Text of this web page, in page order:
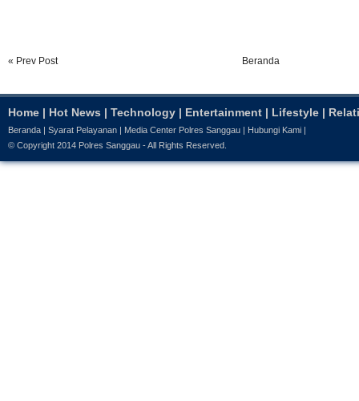
« Prev Post Beranda
Home | Hot News | Technology | Entertainment | Lifestyle |
Beranda Syarat Pelayanan Media Center Polres Sanggau Hubungi Kami
© Copyright 2014 Polres Sanggau - All Rights Reserved.